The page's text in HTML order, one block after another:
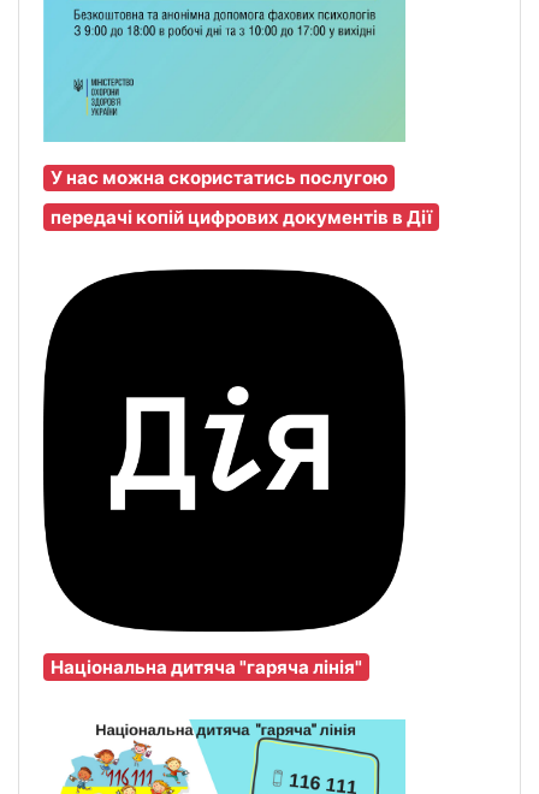
У нас можна скористатись послугою
передачі копій цифрових документів в Дії
Національна дитяча "гаряча лінія"